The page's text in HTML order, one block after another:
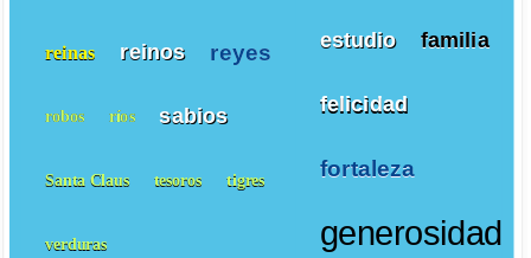
estudio familia
felicidad
fortaleza
generosidad
reinas reinos reyes
robos ríos sabios
Santa Claus tesoros tigres
verduras